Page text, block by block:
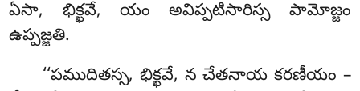
ఏసా, భిక్ఖవే, యం అవిప్పటిసారిస్స పామోజ్జం
ఉప్పజ్జతి.
‘‘పముదితస్స, భిక్ఖవే, న చేతనాయ కరణీయం –